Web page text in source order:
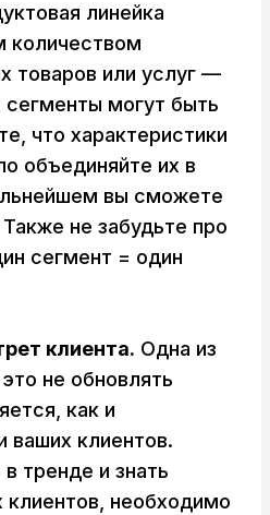
линейка
количеством
товаров или услуг —
сегменты могут быть
что характеристики
объединяйте их в
вы сможете
не забудьте про
сегмент = один
клиента. Одна из
не обновлять
как и
ваших клиентов.
тренде и знать
клиентов, необходимо